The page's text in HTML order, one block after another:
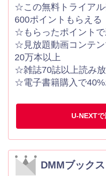
☆この無料トライア
600ポイントもらえる
☆もらったポイント
☆見放題動画コンテ
20万本以上
☆雑誌70誌以上読み
☆電子書籍購入で
U-NEXT
DMMブックス